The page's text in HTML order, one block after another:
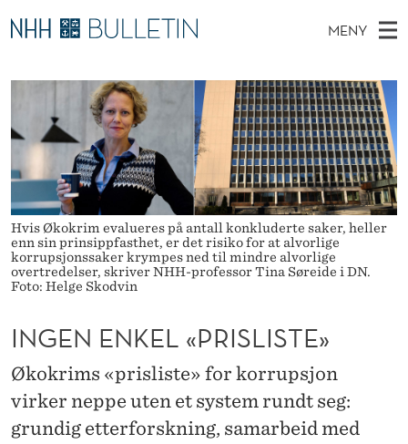
N
G
N
E
N
K
E
P
R
MENY
O
E
D
M
E
N
Y
Ø
E
T
S
T
D
E
T
Stipendiater og nye forskerprofiler
Disputaser
Ekspertutvalg
Om Bulletin
Hvis Økokrim evalueres på antall konkluderte saker, heller
enn sin prinsippfasthet, er det risiko for at alvorlige
korrupsjonssaker krympes ned til mindre alvorlige
overtredelser, skriver NHH-professor Tina Søreide i DN.
Foto: Helge Skodvin
INGEN ENKEL «PRISLISTE»
Økokrims «prisliste» for korrupsjon
virker neppe uten et system rundt seg:
grundig etterforskning, samarbeid med